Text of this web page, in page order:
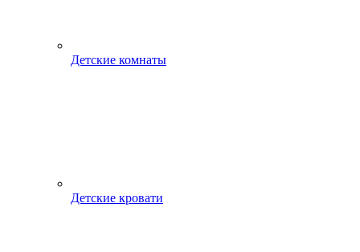
Детские комнаты
Детские кровати